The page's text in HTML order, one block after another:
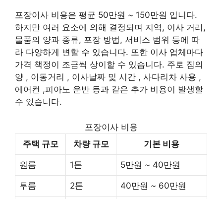
포장이사 비용은 평균 50만원 ~ 150만원 입니다.
하지만 여러 요소에 의해 결정되며 지역, 이사 거리,
물품의 양과 종류, 포장 방법, 서비스 범위 등에 따
라 다양하게 변할 수 있습니다. 또한 이사 업체마다
가격 책정이 조금씩 상이할 수 있습니다. 주로 짐의
양 , 이동거리 , 이사날짜 및 시간 , 사다리차 사용 ,
에어컨 ,피아노 운반 등과 같은 추가 비용이 발생할
수 있습니다.
포장이사 비용
주택 규모
차량 규모 기본 비용
원룸 1톤 5만원 ~ 40만원
투룸 2톤 40만원 ~ 60만원